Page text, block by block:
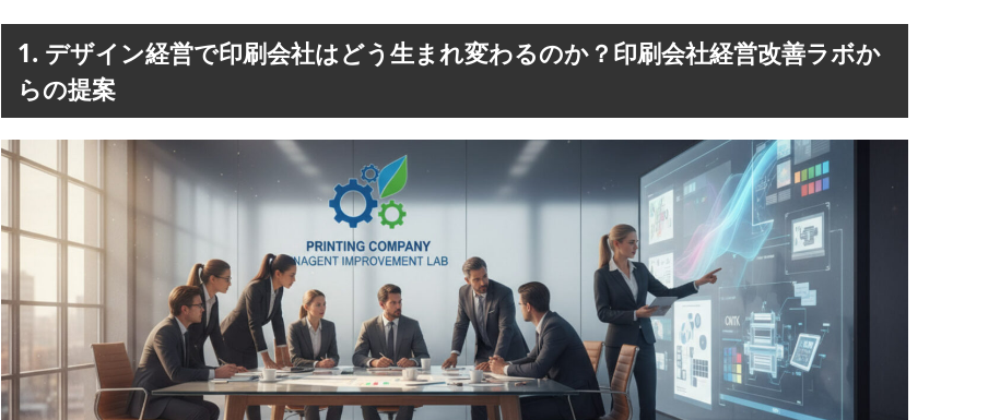
1. デザイン経営で印刷会社はどう生まれ変わるのか？印刷会社経営改善ラボか
らの提案